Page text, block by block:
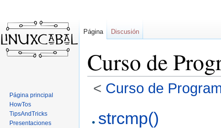
Curso de
< Curso de
strcmp()
Página Discusión
Página principal
HowTos
TipsAndTricks
Presentaciones